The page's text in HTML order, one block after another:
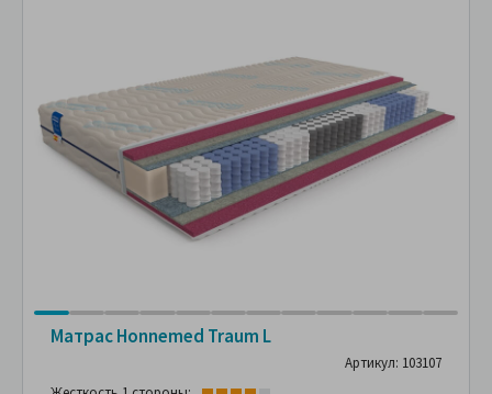
Матрас Hоnnemed Traum L
Артикул: 103107